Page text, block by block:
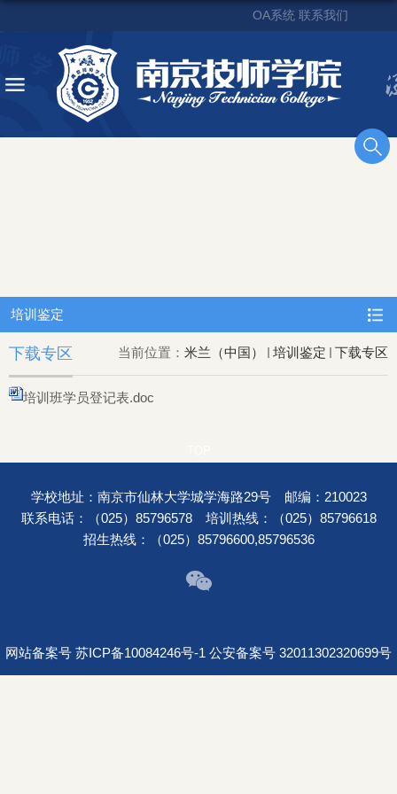
OA系统 联系我们
培训鉴定
当前位置： 米兰（中国） 培训鉴定 下载专区
下载专区
培训班学员登记表.doc
学校地址：南京市仙林大学城学海路29号 邮编：210023
联系电话：（025）85796578 培训热线：（025）85796618
招生热线：（025）85796600,85796536
网站备案号 苏ICP备10084246号-1 公安备案号 32011302320699号